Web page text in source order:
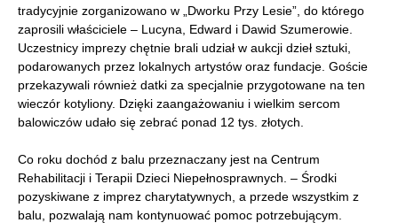
tradycyjnie zorganizowano w „Dworku Przy Lesie”, do którego
zaprosili właściciele – Lucyna, Edward i Dawid Szumerowie.
Uczestnicy imprezy chętnie brali udział w aukcji dzieł sztuki,
podarowanych przez lokalnych artystów oraz fundacje. Goście
przekazywali również datki za specjalnie przygotowane na ten
wieczór kotyliony. Dzięki zaangażowaniu i wielkim sercom
balowiczów udało się zebrać ponad 12 tys. złotych.
Co roku dochód z balu przeznaczany jest na Centrum
Rehabilitacji i Terapii Dzieci Niepełnosprawnych. – Środki
pozyskiwane z imprez charytatywnych, a przede wszystkim z
balu, pozwalają nam kontynuować pomoc potrzebującym.